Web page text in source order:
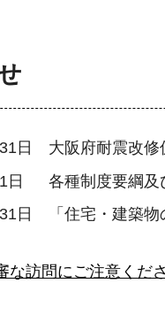
31日 大阪府耐震改
1日 各種制度要綱
日 「住宅・建築物
な訪問にご注意くだ